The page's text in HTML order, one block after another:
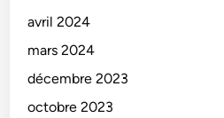
avril 2024
mars 2024
décembre 2023
octobre 2023